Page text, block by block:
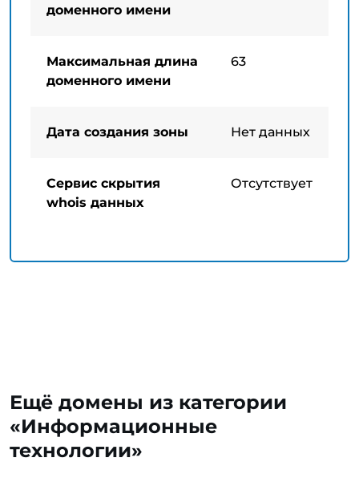
доменного имени
Максимальная длина
доменного имени
63
Дата создания зоны Нет данных
Сервис скрытия
whois данных
Отсутствует
Ещё домены из категории
«Информационные
технологии»